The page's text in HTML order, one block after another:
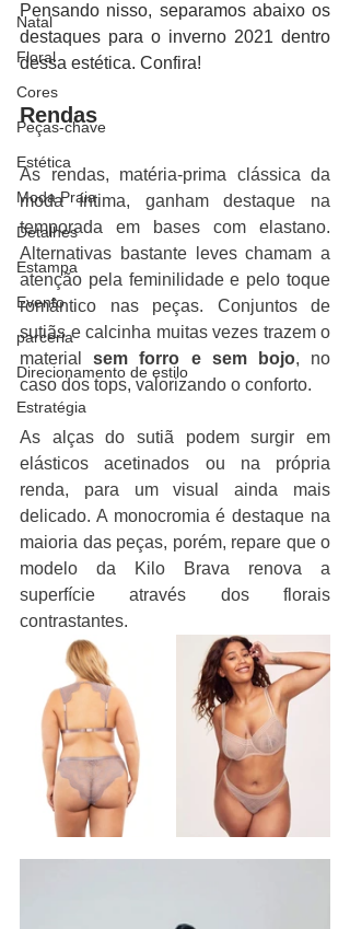
Natal
Floral
Cores
Peças-chave
Estética
Moda Praia
Detalhes
Estampa
Evento
parceria
Direcionamento de estilo
Estratégia
Pensando nisso, separamos abaixo os
destaques para o inverno 2021 dentro
dessa estética. Confira!
Rendas
As rendas, matéria-prima clássica da
moda íntima, ganham destaque na
temporada em bases com elastano.
Alternativas bastante leves chamam a
atenção pela feminilidade e pelo toque
romântico nas peças. Conjuntos de
sutiãs e calcinha muitas vezes trazem o
material sem forro e sem bojo, no
caso dos tops, valorizando o conforto.
As alças do sutiã podem surgir em
elásticos acetinados ou na própria
renda, para um visual ainda mais
delicado. A monocromia é destaque na
maioria das peças, porém, repare que o
modelo da Kilo Brava renova a
superfície através dos florais
contrastantes.